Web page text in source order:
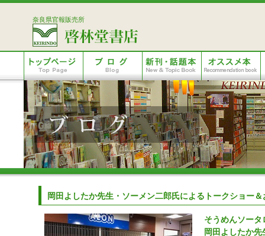
奈良県官報販売所
岡田よしたか先生・ソーメン二郎氏によるトークショー
そうめんソータ
岡田よしたか